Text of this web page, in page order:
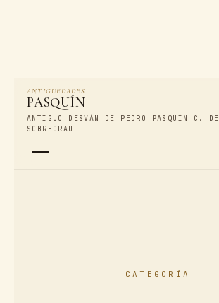
ANTIGÜEDADES
PASQUÍN
ANTIGUO DESVÁN DE PEDRO PASQUÍN C. DE
SOBREGRAU
CATEGORÍA